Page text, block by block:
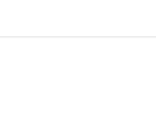
TMMD Ke-129 Jadikan